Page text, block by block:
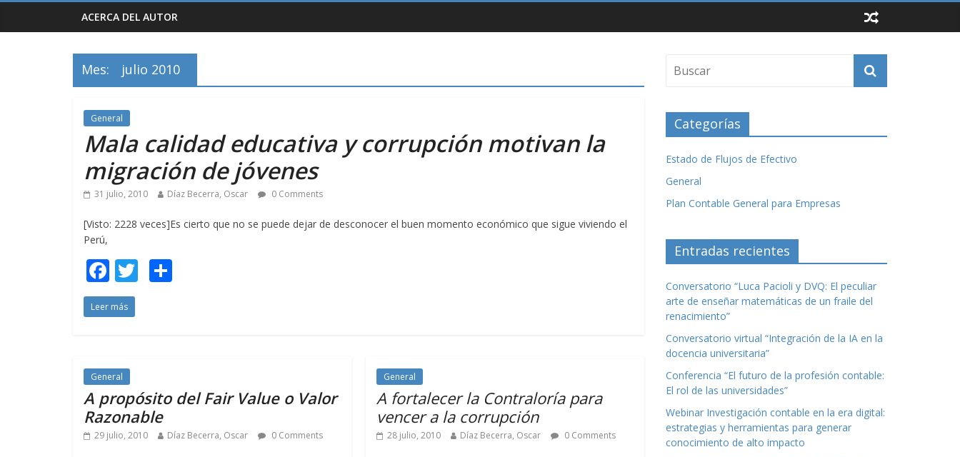
ACERCA DEL AUTOR
Mes: julio 2010
General
Mala calidad educativa y corrupción motivan la
migración de jóvenes
31 julio, 2010 Díaz Becerra, Oscar 0 Comments
[Visto: 2228 veces]Es cierto que no se puede dejar de desconocer el buen momento económico que sigue viviendo el
Perú,
F
ac
e
o
o
k
T
ti
r
Leer más
General
A propósito del Fair Value o Valor
Razonable
29 julio, 2010 Díaz Becerra, Oscar 0 Comments
General
A fortalecer la Contraloría para
vencer a la corrupción
28 julio, 2010 Díaz Becerra, Oscar 0 Comments
Categorías
Estado de Flujos de Efectivo
General
Plan Contable General para Empresas
Entradas recientes
Conversatorio “Luca Pacioli y DVQ: El peculiar
arte de enseñar matemáticas de un fraile del
renacimiento”
Conversatorio virtual “Integración de la IA en la
docencia universitaria”
Conferencia “El futuro de la profesión contable:
El rol de las universidades”
Webinar Investigación contable en la era digital:
estrategias y herramientas para generar
conocimiento de alto impacto